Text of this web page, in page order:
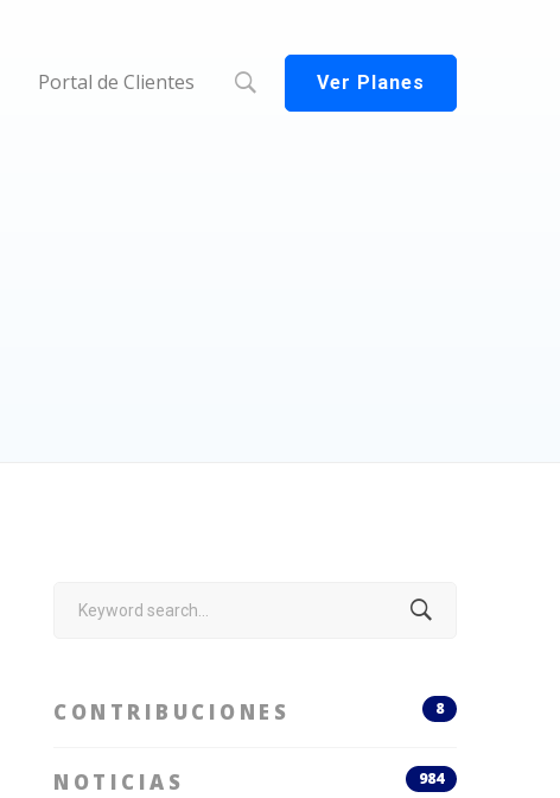
Portal de Clientes Ver Planes
Search
CONTRIBUCIONES 8
NOTICIAS 984